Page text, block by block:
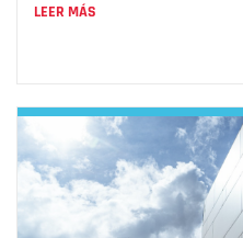
LEER MÁS